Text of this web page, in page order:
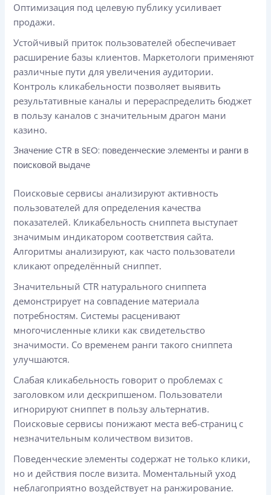
Оптимизация под целевую публику усиливает
продажи.
Устойчивый приток пользователей обеспечивает
расширение базы клиентов. Маркетологи применяют
различные пути для увеличения аудитории.
Контроль кликабельности позволяет выявить
результативные каналы и перераспределить бюджет
в пользу каналов с значительным драгон мани
казино.
Значение CTR в SEO: поведенческие элементы и ранги в
поисковой выдаче
Поисковые сервисы анализируют активность
пользователей для определения качества
показателей. Кликабельность сниппета выступает
значимым индикатором соответствия сайта.
Алгоритмы анализируют, как часто пользователи
кликают определённый сниппет.
Значительный CTR натурального сниппета
демонстрирует на совпадение материала
потребностям. Системы расценивают
многочисленные клики как свидетельство
значимости. Со временем ранги такого сниппета
улучшаются.
Слабая кликабельность говорит о проблемах с
заголовком или дескрипшеном. Пользователи
игнорируют сниппет в пользу альтернатив.
Поисковые сервисы понижают места веб-страниц с
незначительным количеством визитов.
Поведенческие элементы содержат не только клики,
но и действия после визита. Моментальный уход
неблагоприятно воздействует на ранжирование.